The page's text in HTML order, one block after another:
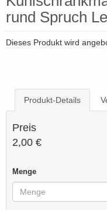
rund Spruch
Dieses Produkt wird
Produkt-Details
Preis
2,00 €
Menge